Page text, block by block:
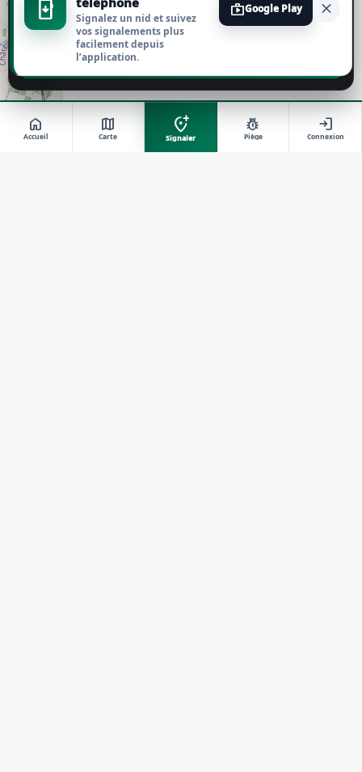
home
Accueil
map
Carte
add_location_alt
Signaler
pest_control
Piège
login
Connexion
install_mobile
Signalez un nid et suivez
vos signalements plus
facilement depuis
l’application.
shopGoogle Play close
Tout refuser